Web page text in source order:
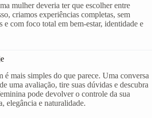
mulher deveria ter que escolher entre
criamos experiências completas, sem
e com foco total em bem-estar, identidade e
é mais simples do que parece. Uma conversa
uma avaliação, tire suas dúvidas e descubra
pode devolver o controle da sua
elegância e naturalidade.